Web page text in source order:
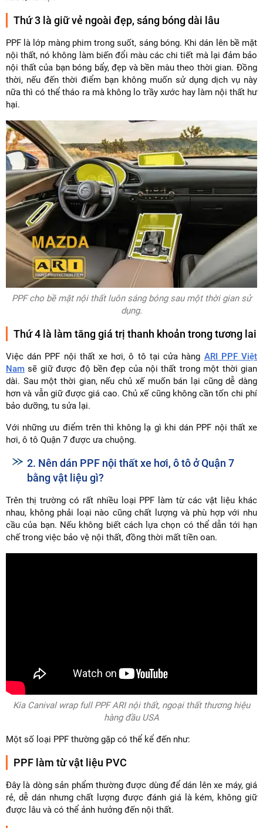
Thứ 3 là giữ vẻ ngoài đẹp, sáng bóng dài lâu
PPF là lớp màng phim trong suốt, sáng bóng. Khi dán lên bề mặt
nội thất, nó không làm biến đổi màu các chi tiết mà lại đảm bảo
nội thất của bạn bóng bẩy, đẹp và bền màu theo thời gian. Đồng
thời, nếu đến thời điểm bạn không muốn sử dụng dịch vụ này
nữa thì có thể tháo ra mà không lo trầy xước hay làm nội thất hư
hại.
PPF cho bề mặt nội thất luôn sáng bóng sau một thời gian sử
dụng.
Thứ 4 là làm tăng giá trị thanh khoản trong tương lai
Việc dán PPF nội thất xe hơi, ô tô tại cửa hàng ARI PPF Việt
Nam sẽ giữ được độ bền đẹp của nội thất trong một thời gian
dài. Sau một thời gian, nếu chủ xế muốn bán lại cũng dễ dàng
hơn và vẫn giữ được giá cao. Chủ xế cũng không cần tốn chi phí
bảo dưỡng, tu sửa lại.
Với những ưu điểm trên thì không lạ gì khi dán PPF nội thất xe
hơi, ô tô Quận 7 được ưa chuộng.
2. Nên dán PPF nội thất xe hơi, ô tô ở Quận 7
bằng vật liệu gì?
Trên thị trường có rất nhiều loại PPF làm từ các vật liệu khác
nhau, không phải loại nào cũng chất lượng và phù hợp với nhu
cầu của bạn. Nếu không biết cách lựa chọn có thể dẫn tới hạn
chế trong việc bảo vệ nội thất, đồng thời mất tiền oan.
Kia Canival wrap full PPF ARI nội thất, ngoại thất thương hiệu
hàng đầu USA
Một số loại PPF thường gặp có thể kể đến như:
PPF làm từ vật liệu PVC
Đây là dòng sản phẩm thường được dùng để dán lên xe máy, giá
rẻ, dễ dán nhưng chất lượng được đánh giá là kém, không giữ
được lâu và có thể ảnh hưởng đến nội thất.